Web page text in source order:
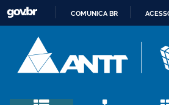
COMUNICA BR